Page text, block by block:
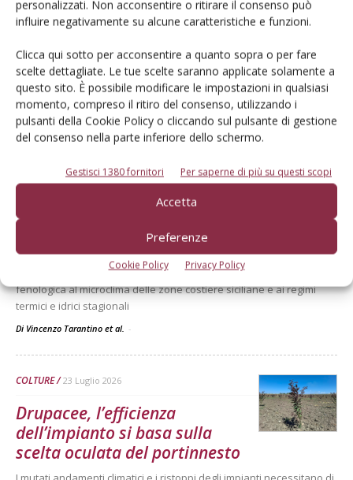
personalizzati. Non acconsentire o ritirare il consenso può
influire negativamente su alcune caratteristiche e funzioni.
Clicca qui sotto per acconsentire a quanto sopra o per fare
scelte dettagliate. Le tue scelte saranno applicate solamente a
questo sito. È possibile modificare le impostazioni in qualsiasi
momento, compreso il ritiro del consenso, utilizzando i
pulsanti della Cookie Policy o cliccando sul pulsante di gestione
del consenso nella parte inferiore dello schermo.
Gestisci 1380 fornitori Per saperne di più su questi scopi
Accetta
Preferenze
Cookie Policy Privacy Policy
Secondo le previsioni di Prognosfruit 2026, pesano nel bilancio gli
DiRedazione Frutticoltura
ARTICOLI ABBONATI 30 Luglio 2026
Mango, intelligenza artificiale
per monitorare la fenologia
Un approccio preliminare per valutare l’adattabilità del mango in
ambiente mediterraneo. L’obiettivo è lo sviluppo e l’addestramento
di un modello per il riconoscimento, mediante immagini di campo,
delle principali fasi fenologiche di diverse cultivar di mango
coltivate in Sicilia, al fine di disporre un dataset uniforme e
confrontabile tra fasi fenologiche, utile a seguirne la risposta
fenologica al microclima delle zone costiere siciliane e ai regimi
termici e idrici stagionali
Di Vincenzo Tarantino et al. -
COLTURE 23 Luglio 2026
Drupacee, l’efficienza
dell’impianto si basa sulla
scelta oculata del portinnesto